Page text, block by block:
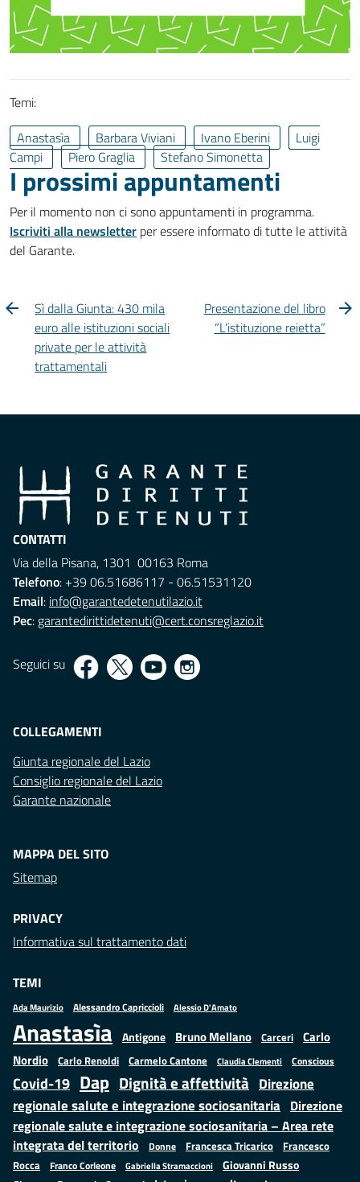
Temi:
Anastasìa
Barbara Viviani Ivano Eberini
Luigi
Campi
Piero Graglia Stefano Simonetta
I prossimi appuntamenti
Per il momento non ci sono appuntamenti in programma.
Iscriviti alla newsletter per essere informato di tutte le attività
del Garante.
Sì dalla Giunta: 430 mila
euro alle istituzioni sociali
private per le attività
trattamentali
Presentazione del libro
“L’istituzione reietta”
CONTATTI
Via della Pisana, 1301 00163 Roma
Telefono: +39 06.51686117 - 06.51531120
Email: info@garantedetenutilazio.it
Pec: garantedirittidetenuti@cert.consreglazio.it
Seguici su
COLLEGAMENTI
Giunta regionale del Lazio
Consiglio regionale del Lazio
Garante nazionale
MAPPA DEL SITO
Sitemap
PRIVACY
Informativa sul trattamento dati
TEMI
Ada Maurizio Alessandro Capriccioli Alessio D'Amato
Anastasìa Antigone Bruno Mellano Carceri
Carlo
Nordio Carlo Renoldi Carmelo Cantone Claudia Clementi Conscious
Covid-19 Dap Dignità e affettività Direzione
regionale salute e integrazione sociosanitaria Direzione
regionale salute e integrazione sociosanitaria – Area rete
integrata del territorio
Donne Francesca Tricarico
Francesco
Rocca
Franco Corleone Gabriella Stramaccioni Giovanni Russo